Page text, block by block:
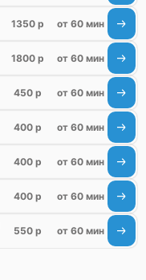
1350 р от 60 мин
1800 р от 60 мин
450 р от 60 мин
400 р от 60 мин
400 р от 60 мин
400 р от 60 мин
550 р от 60 мин